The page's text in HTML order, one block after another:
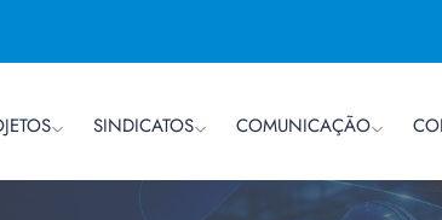
SINDICATOS COMUNICAÇÃO